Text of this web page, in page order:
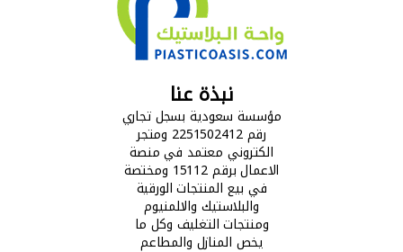
نبذة عنا
مؤسسة سعودية بسجل تجاري
رقم 2251502412 ومتجر
الكتروني معتمد في منصة
الاعمال برقم 15112 ومختصة
في بيع المنتجات الورقية
والبلاستيك والالمنيوم
ومنتجات التغليف وكل ما
يخص المنازل والمطاعم